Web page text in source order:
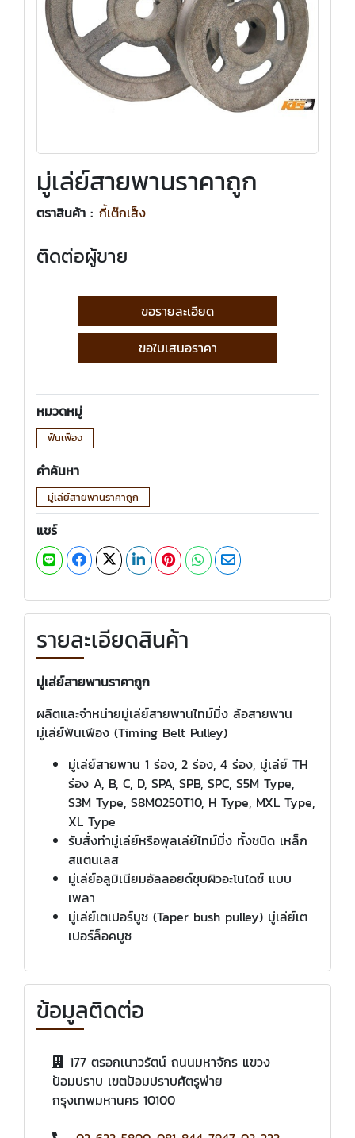
มู่เล่ย์สายพานราคาถูก
ตราสินค้า : กี้เต๊กเส็ง
ติดต่อผู้ขาย
ขอรายละเอียด
ขอใบเสนอราคา
หมวดหมู่
ฟันเฟือง
คำค้นหา
มู่เล่ย์สายพานราคาถูก
แชร์
รายละเอียดสินค้า
มู่เล่ย์สายพานราคาถูก
ผลิตและจำหน่ายมู่เล่ย์สายพานไทม์มิ่ง ล้อสายพาน
มู่เล่ย์ฟันเฟือง (Timing Belt Pulley)
มู่เล่ย์สายพาน 1 ร่อง, 2 ร่อง, 4 ร่อง, มู่เล่ย์ TH
ร่อง A, B, C, D, SPA, SPB, SPC, S5M Type,
S3M Type, S8M0250T10, H Type, MXL Type,
XL Type
รับสั่งทำมู่เล่ย์หรือพุลเล่ย์ไทม์มิ่ง ทั้งชนิด เหล็ก
สแตนเลส
มู่เล่ย์อลูมิเนียมอัลลอยด์ชุบผิวอะโนไดซ์ แบบ
เพลา
มู่เล่ย์เตเปอร์บูช (Taper bush pulley) มู่เล่ย์เต
เปอร์ล็อคบูช
ข้อมูลติดต่อ
177 ตรอกเนาวรัตน์ ถนนมหาจักร แขวง
ป้อมปราบ เขตป้อมปราบศัตรูพ่าย
กรุงเทพมหานคร 10100